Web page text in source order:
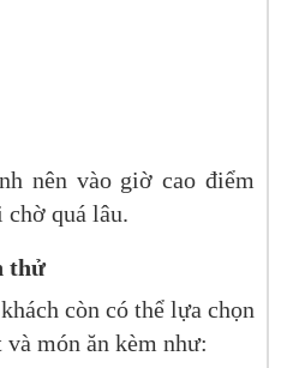
nên vào giờ cao điểm
chờ quá lâu.
thử
còn có thể lựa chọn
món ăn kèm như: